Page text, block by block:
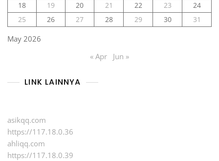
May 2026
18
19 20 21 22 23
24
25
26 27 28 29 30 31
« Apr Jun »
LINK LAINNYA
asikqq.com
https://117.18.0.36
ahliqq.com
https://117.18.0.39